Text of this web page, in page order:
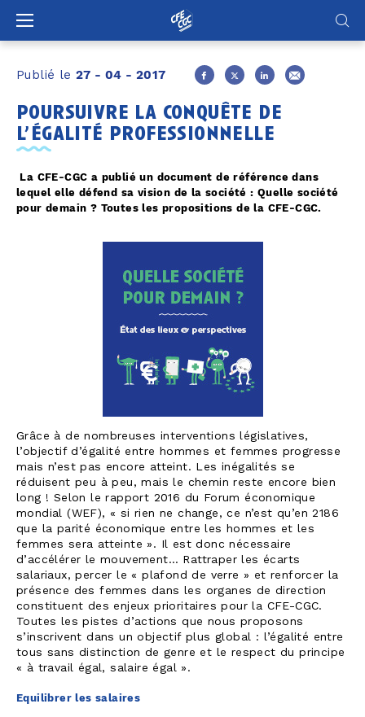
Publié le 27 - 04 - 2017
poursuivre la conquête de
l’égalité professionnelle
La CFE-CGC a publié un document de référence dans
lequel elle défend sa vision de la société : Quelle société
pour demain ? Toutes les propositions de la CFE-CGC.
Grâce à de nombreuses interventions législatives,
l’objectif d’égalité entre hommes et femmes progresse
mais n’est pas encore atteint. Les inégalités se
réduisent peu à peu, mais le chemin reste encore bien
long ! Selon le rapport 2016 du Forum économique
mondial (WEF), « si rien ne change, ce n’est qu’en 2186
que la parité économique entre les hommes et les
femmes sera atteinte ». Il est donc nécessaire
d’accélérer le mouvement… Rattraper les écarts
salariaux, percer le « plafond de verre » et renforcer la
présence des femmes dans les organes de direction
constituent des enjeux prioritaires pour la CFE-CGC.
Toutes les pistes d’actions que nous proposons
s’inscrivent dans un objectif plus global : l’égalité entre
tous sans distinction de genre et le respect du principe
« à travail égal, salaire égal ».
Equilibrer les salaires
Panneau de gestion des cookies